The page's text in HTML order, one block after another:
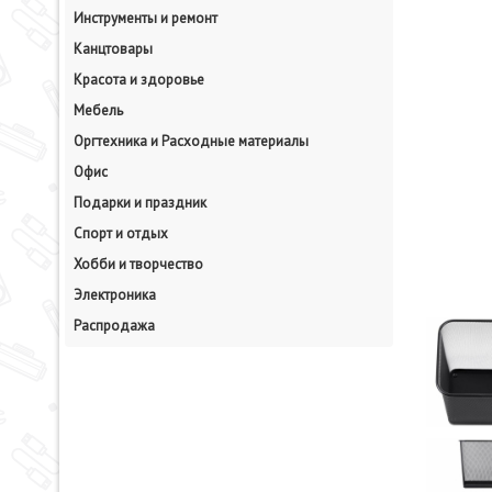
Инструменты и ремонт
Канцтовары
Красота и здоровье
Мебель
Оргтехника и Расходные материалы
Офис
Подарки и праздник
Спорт и отдых
Хобби и творчество
Электроника
Распродажа